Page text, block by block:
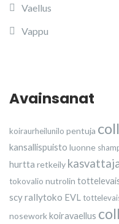
Vaellus
Vappu
Avainsanat
koiraurheilunilo pentuja
kansallispuisto luonne
hurtta retkeily
tokovalio nutrolin
scyrallytoko EVL
noseworkkoiravaellus